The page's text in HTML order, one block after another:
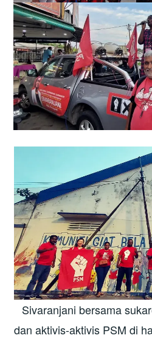
Sivaranjani bersama
dan aktivis-aktivis PSM di